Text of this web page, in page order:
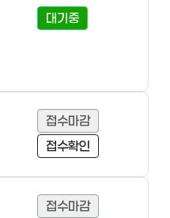
대기중
접수마감
접수확인
접수마감